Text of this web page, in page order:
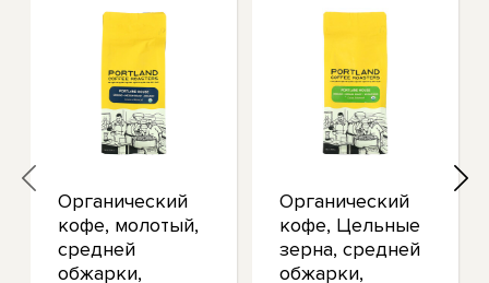
Органический
кофе, молотый,
средней
обжарки,
Органический
кофе, Цельные
зерна, средней
обжарки,